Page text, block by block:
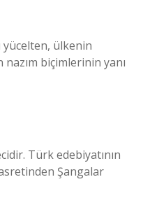
ülkenin
biçimlerinin yanı
Türk edebiyatının
Şangalar